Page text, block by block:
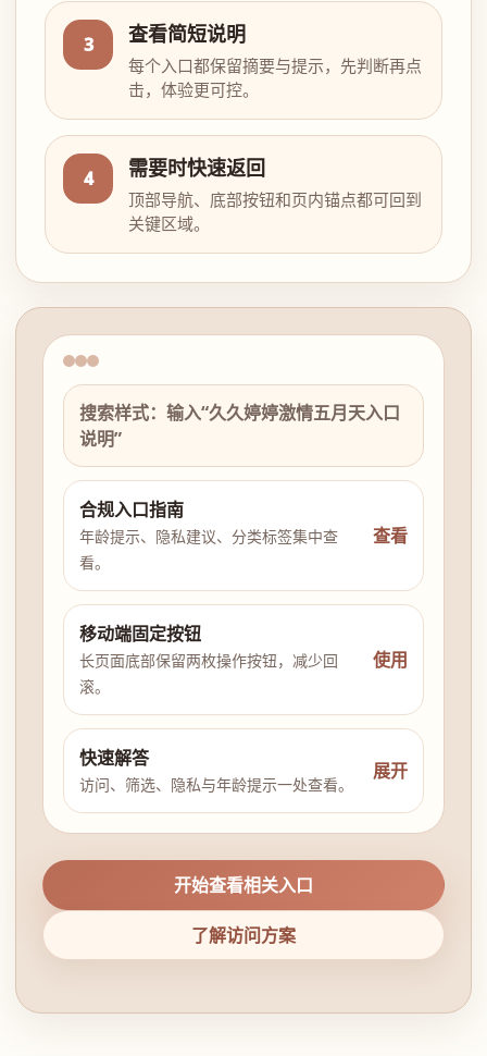
3 查看简短说明
每个入口都保留摘要与提示，先判断再点
击，体验更可控。
4 需要时快速返回
顶部导航、底部按钮和页内锚点都可回到
关键区域。
搜索样式：输入“久久婷婷激情五月天入口
说明”
合规入口指南
年龄提示、隐私建议、分类标签集中查
看。
查看
移动端固定按钮
长页面底部保留两枚操作按钮，减少回
滚。
使用
快速解答
访问、筛选、隐私与年龄提示一处查看。
展开
开始查看相关入口
了解访问方案